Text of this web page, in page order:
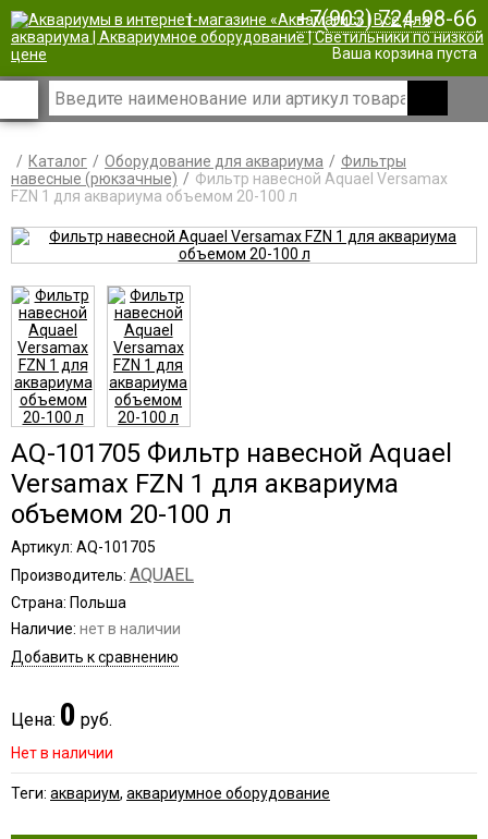
| +7(903) 724-98-66
Ваша корзина пуста
Каталог Оборудование для аквариума
Фильтры
навесные (рюкзачные)
Фильтр навесной Aquael Versamax
FZN 1 для аквариума объемом 20-100 л
AQ-101705 Фильтр навесной Aquael
Versamax FZN 1 для аквариума
объемом 20-100 л
Артикул: AQ-101705
Производитель: AQUAEL
Страна: Польша
Наличие: нет в наличии
Добавить к сравнению
Цена: 0 руб.
Нет в наличии
Теги: аквариум, аквариумное оборудование